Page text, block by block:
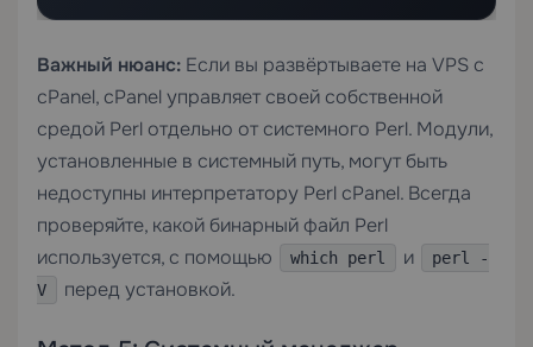
Важный нюанс: Если вы развёртываете на VPS с
cPanel, cPanel управляет своей собственной
средой Perl отдельно от системного Perl. Модули,
установленные в системный путь, могут быть
недоступны интерпретатору Perl cPanel. Всегда
проверяйте, какой бинарный файл Perl
используется, с помощью
which perl и
perl -
V
перед установкой.